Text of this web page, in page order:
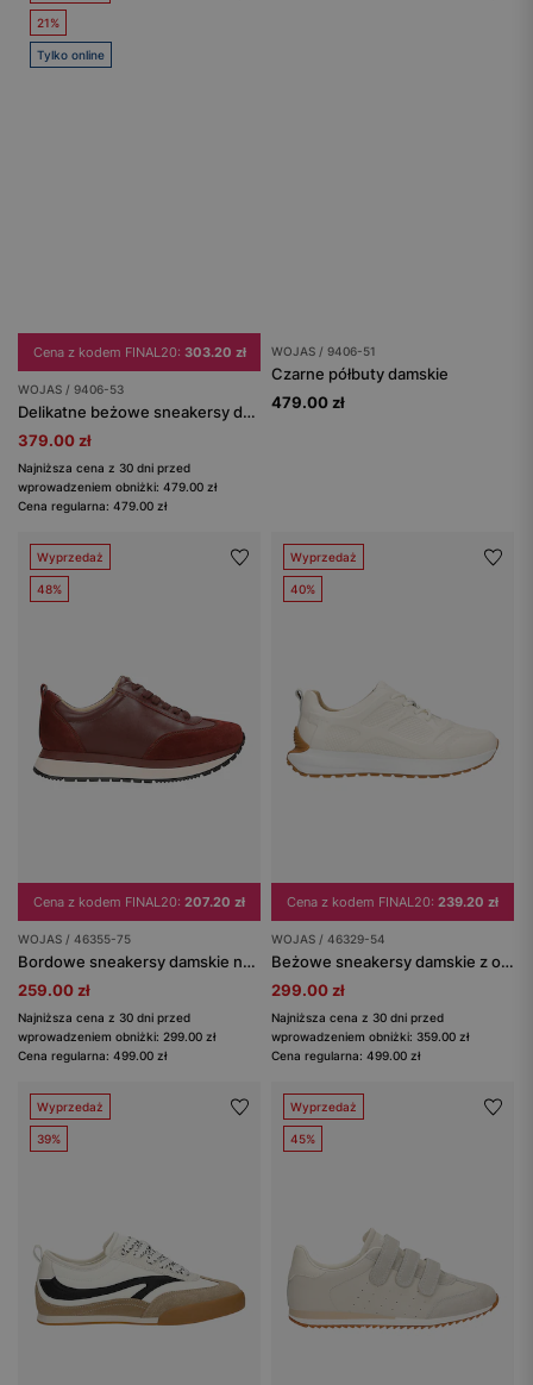
21%
Tylko online
Cena z kodem FINAL20: 303.20 zł
WOJAS / 9406-53
Delikatne beżowe sneakersy damskie
379.00 zł
Najniższa cena z 30 dni przed
wprowadzeniem obniżki: 479.00 zł
Cena regularna: 479.00 zł
WOJAS / 9406-51
Czarne półbuty damskie
479.00 zł
Wyprzedaż
48%
Cena z kodem FINAL20: 207.20 zł
WOJAS / 46355-75
Bordowe sneakersy damskie na platoformie
259.00 zł
Najniższa cena z 30 dni przed
wprowadzeniem obniżki: 299.00 zł
Cena regularna: 499.00 zł
Wyprzedaż
40%
Cena z kodem FINAL20: 239.20 zł
WOJAS / 46329-54
Beżowe sneakersy damskie z ozdobnymi tłoczeniami
299.00 zł
Najniższa cena z 30 dni przed
wprowadzeniem obniżki: 359.00 zł
Cena regularna: 499.00 zł
Wyprzedaż
39%
Wyprzedaż
45%